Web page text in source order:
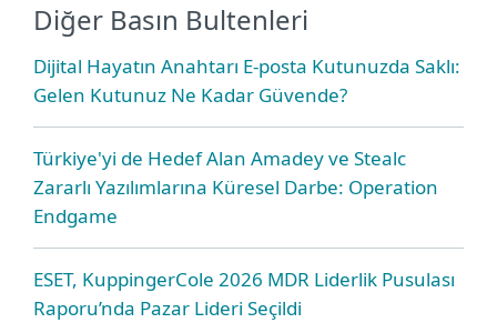
Diğer Basın Bultenleri
Dijital Hayatın Anahtarı E-posta Kutunuzda Saklı:
Gelen Kutunuz Ne Kadar Güvende?
Türkiye'yi de Hedef Alan Amadey ve Stealc
Zararlı Yazılımlarına Küresel Darbe: Operation
Endgame
ESET, KuppingerCole 2026 MDR Liderlik Pusulası
Raporu’nda Pazar Lideri Seçildi